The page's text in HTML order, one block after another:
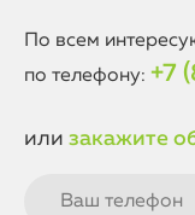
По всем
по телефону: +7
или закажите